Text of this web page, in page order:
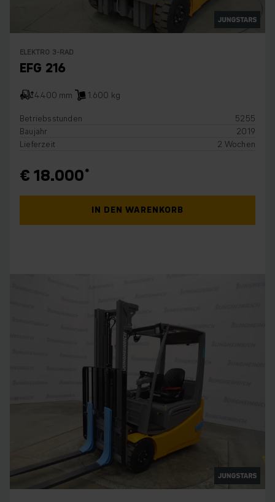
ELEKTRO 3-RAD
EFG 216
4.400 mm
1.600 kg
Betriebsstunden
5255
Baujahr
2019
Lieferzeit
2 Wochen
€ 18.000
IN DEN WARENKORB